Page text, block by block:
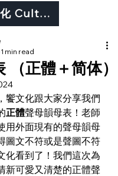
文化 Culture
（正體＋简体）
1 min read
饗文化跟大家分享我們
正體聲母韻母表！老師
用外面現有的聲母韻母
圖文不符或是聲圖不符
化看到了！我們這次為
新可愛又清楚的正體聲